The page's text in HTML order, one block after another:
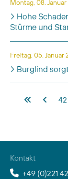
Montag, 08. Januar
Hohe
Stürme und
Freitag, 05. Januar
Burglind
42
Kontakt
+49 (0)221